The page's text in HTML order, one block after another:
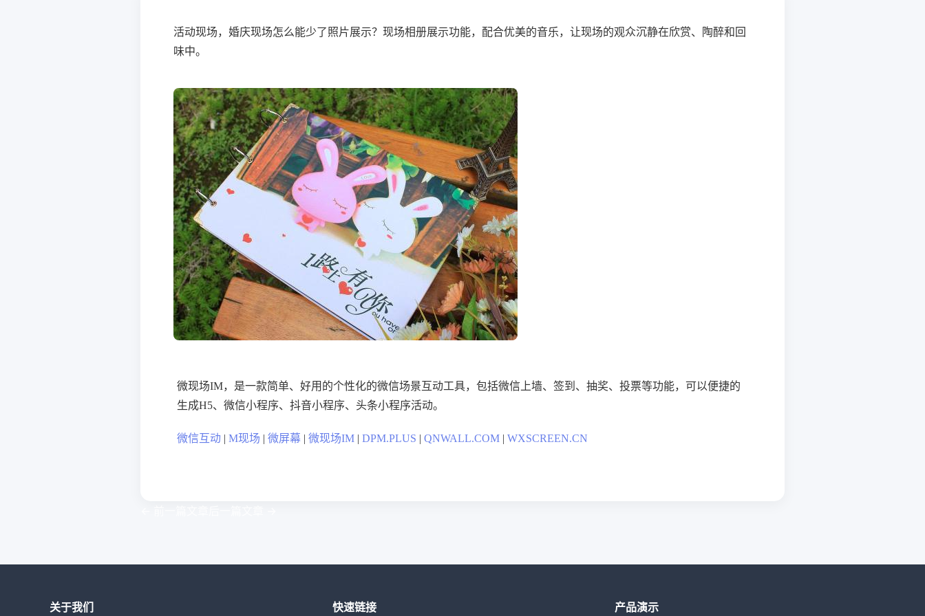
活动现场，婚庆现场怎么能少了照片展示？现场相册展示功能，配合优美的音乐，让现场的观众沉静在欣赏、陶醉和回
味中。
微现场IM，是一款简单、好用的个性化的微信场景互动工具，包括微信上墙、签到、抽奖、投票等功能，可以便捷的
生成H5、微信小程序、抖音小程序、头条小程序活动。
微信互动 | M现场 | 微屏幕 | 微现场IM | DPM.PLUS | QNWALL.COM | WXSCREEN.CN
关于我们 快速链接 产品演示